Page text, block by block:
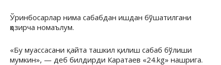
Ўринбосарлар нима сабабдан ишдан бўшатилгани
ҳозирча номаълум.
«Бу муассасани қайта ташкил қилиш сабаб бўлиши
мумкин», — деб билдирди Каратаев «24.kg» нашрига.